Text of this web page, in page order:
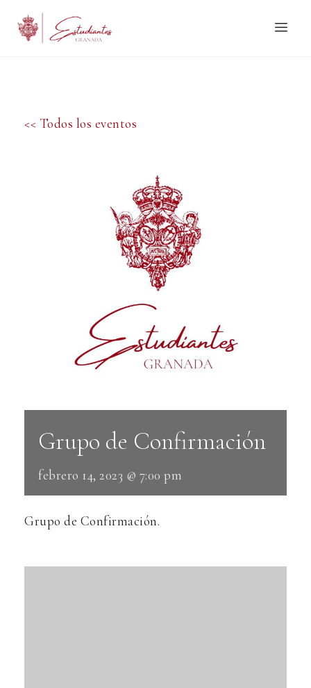
<< Todos los eventos
Grupo de Confirmación
febrero 14, 2023 @ 7:00 pm
Grupo de Confirmación.